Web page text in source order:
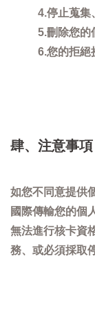
4.停止蒐集
5.刪除您的
6.您的拒絕
肆、注意事項
如您不同意提供
國際傳輸您的個
無法進行核卡資
務、或必須採取